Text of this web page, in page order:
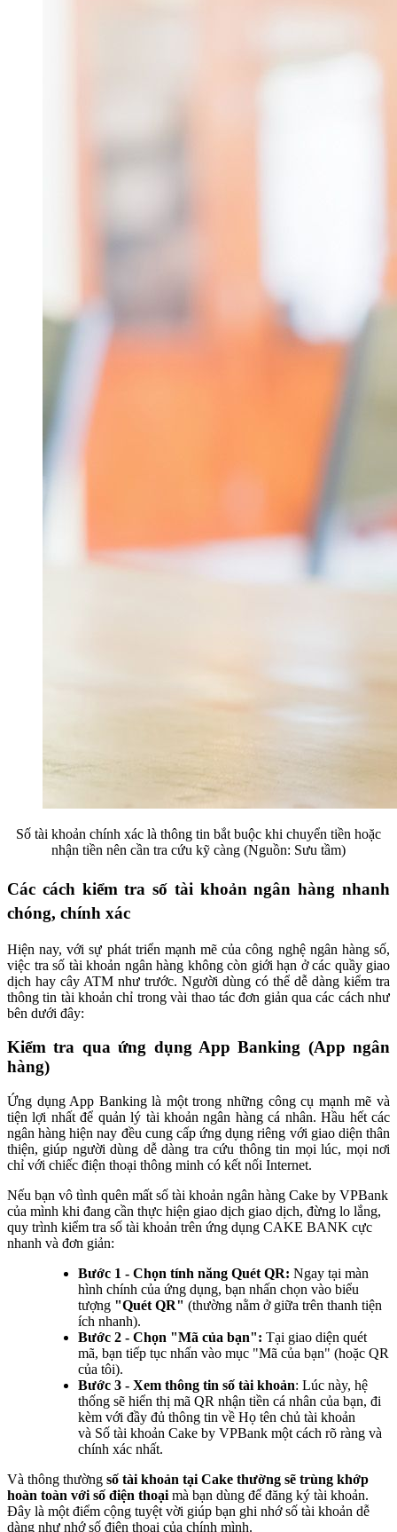
Số tài khoản chính xác là thông tin bắt buộc khi chuyển tiền hoặc
nhận tiền nên cần tra cứu kỹ càng (Nguồn: Sưu tầm)
Các cách kiểm tra số tài khoản ngân hàng nhanh
chóng, chính xác
Hiện nay, với sự phát triển mạnh mẽ của công nghệ ngân hàng số,
việc tra số tài khoản ngân hàng không còn giới hạn ở các quầy giao
dịch hay cây ATM như trước. Người dùng có thể dễ dàng kiểm tra
thông tin tài khoản chỉ trong vài thao tác đơn giản qua các cách như
bên dưới đây:
Kiểm tra qua ứng dụng App Banking (App ngân
hàng)
Ứng dụng App Banking là một trong những công cụ mạnh mẽ và
tiện lợi nhất để quản lý tài khoản ngân hàng cá nhân. Hầu hết các
ngân hàng hiện nay đều cung cấp ứng dụng riêng với giao diện thân
thiện, giúp người dùng dễ dàng tra cứu thông tin mọi lúc, mọi nơi
chỉ với chiếc điện thoại thông minh có kết nối Internet.
Nếu bạn vô tình quên mất số tài khoản ngân hàng Cake by VPBank
của mình khi đang cần thực hiện giao dịch giao dịch, đừng lo lắng,
quy trình kiểm tra số tài khoản trên ứng dụng CAKE BANK cực
nhanh và đơn giản:
Bước 1 - Chọn tính năng Quét QR: Ngay tại màn
hình chính của ứng dụng, bạn nhấn chọn vào biểu
tượng "Quét QR" (thường nằm ở giữa trên thanh tiện
ích nhanh).
Bước 2 - Chọn "Mã của bạn": Tại giao diện quét
mã, bạn tiếp tục nhấn vào mục "Mã của bạn" (hoặc QR
của tôi).
Bước 3 - Xem thông tin số tài khoản: Lúc này, hệ
thống sẽ hiển thị mã QR nhận tiền cá nhân của bạn, đi
kèm với đầy đủ thông tin về Họ tên chủ tài khoản
và Số tài khoản Cake by VPBank một cách rõ ràng và
chính xác nhất.
Và thông thường số tài khoản tại Cake thường sẽ trùng khớp
hoàn toàn với số điện thoại mà bạn dùng để đăng ký tài khoản.
Đây là một điểm cộng tuyệt vời giúp bạn ghi nhớ số tài khoản dễ
dàng như nhớ số điện thoại của chính mình.